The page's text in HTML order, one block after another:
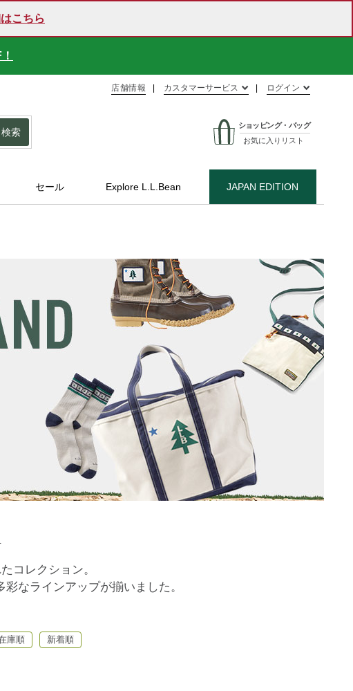
こちら
店舗情報 カスタマーサービス ログイン
検索
ショッピング・バッグ
お気に入りリスト
セール Explore L.L.Bean JAPAN EDITION
コレクション。
なラインアップが揃いました。
庫順 新着順